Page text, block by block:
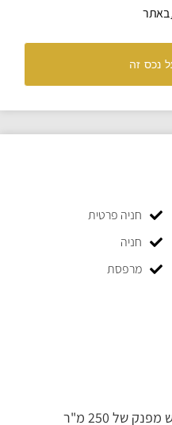
נכס זה
חניה פרטית
חניה
מרפסת